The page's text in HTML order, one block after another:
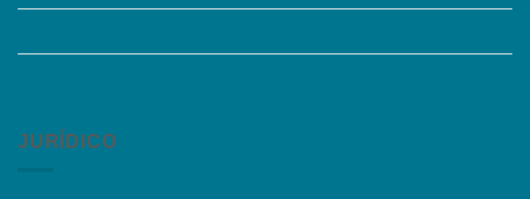
JURÍDICO